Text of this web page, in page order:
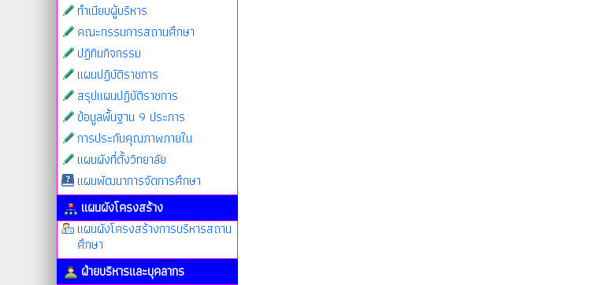
ทำเนียบผู้บริหาร
คณะกรรมการสถานศึกษา
ปฏิทินกิจกรรม
แผนปฏิบัติราชการ
สรุปแผนปฏิบัติราชการ
ข้อมูลพื้นฐาน 9 ประการ
การประกันคุณภาพภายใน
แผนผังที่ตั้งวิทยาลัย
แผนพัฒนาการจัดการศึกษา
แผนผังโครงสร้าง
แผนผังโครงสร้างการบริหารสถาน
ศึกษา
ฝ่ายบริหารและบุคลากร